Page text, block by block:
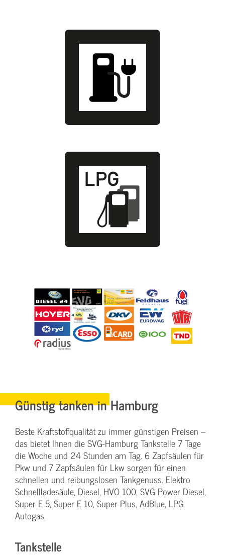
Günstig tanken in Hamburg
Beste Kraftstoffqualität zu immer günstigen Preisen –
das bietet Ihnen die SVG-Hamburg Tankstelle 7 Tage
die Woche und 24 Stunden am Tag. 6 Zapfsäulen für
Pkw und 7 Zapfsäulen für Lkw sorgen für einen
schnellen und reibungslosen Tankgenuss. Elektro
Schnellladesäule, Diesel, HVO 100, SVG Power Diesel,
Super E 5, Super E 10, Super Plus, AdBlue, LPG
Autogas.
Tankstelle